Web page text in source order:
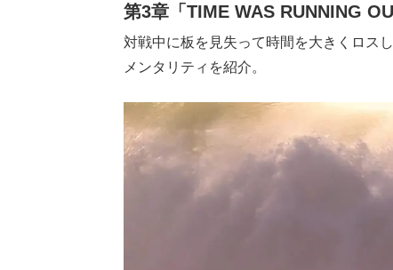
第3章「TIME WAS RUNNING
対戦中に板を見失って時間を大きくロス
メンタリティを紹介。